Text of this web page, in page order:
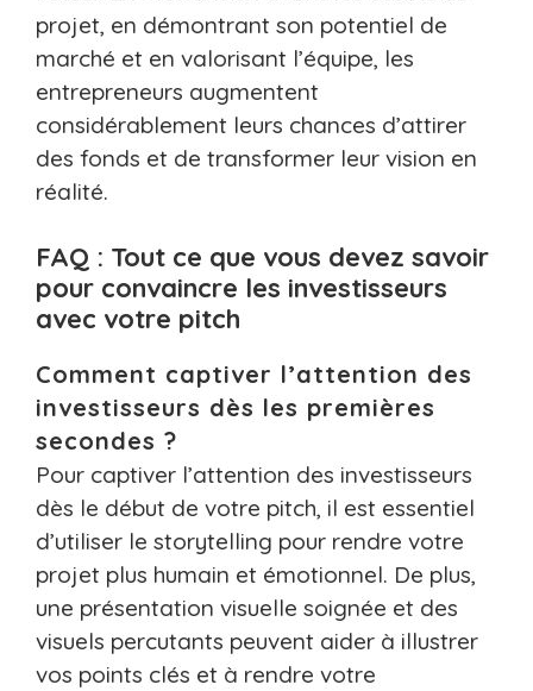
projet, en démontrant son potentiel de
marché et en valorisant l’équipe, les
entrepreneurs augmentent
considérablement leurs chances d’attirer
des fonds et de transformer leur vision en
réalité.
FAQ : Tout ce que vous devez savoir
pour convaincre les investisseurs
avec votre pitch
Comment captiver l’attention des
investisseurs dès les premières
secondes ?
Pour captiver l’attention des investisseurs
dès le début de votre pitch, il est essentiel
d’utiliser le storytelling pour rendre votre
projet plus humain et émotionnel. De plus,
une présentation visuelle soignée et des
visuels percutants peuvent aider à illustrer
vos points clés et à rendre votre